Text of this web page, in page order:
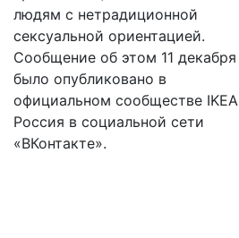
людям с нетрадиционной
сексуальной ориентацией.
Сообщение об этом 11 декабря
было опубликовано в
официальном сообществе IKEA
Россия в социальной сети
«ВКонтакте».